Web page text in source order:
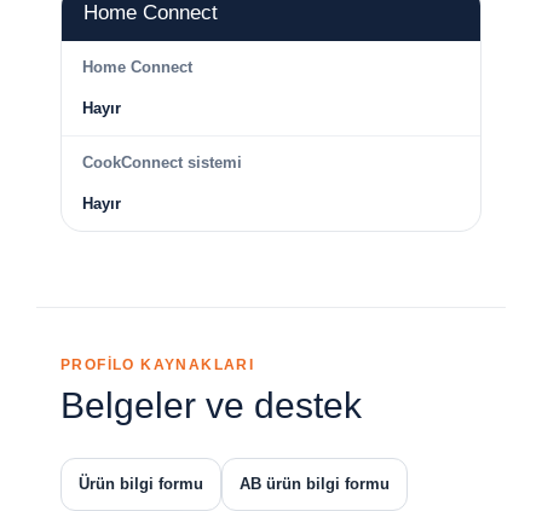
Home Connect
Home Connect
Hayır
CookConnect sistemi
Hayır
PROFİLO KAYNAKLARI
Belgeler ve destek
Ürün bilgi formu AB ürün bilgi formu